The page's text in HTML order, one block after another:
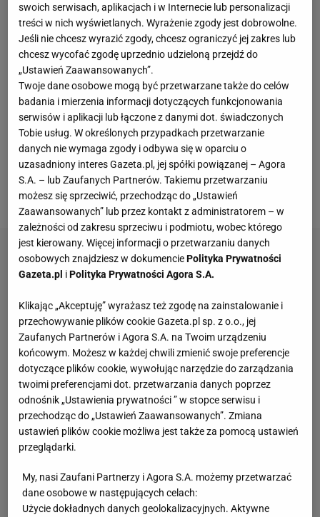
Joanna Jędrzejczyknie stoczyła żadnej
marca 2020 i gali UFC 248. Wówczas przegrała
z Weili Zhang po kapitalnej walce o tytuł mistrzowski
w walce słomkowej. Od tamtej poryPolkanie
stoczyła żadnej walki, a w międzyczasiedoznała
kontuzji prawej nogi, na którą trzeba było założyć aż
jedenaście szwów.
swoich serwisach, aplikacjach i w Internecie lub personalizacji
treści w nich wyświetlanych. Wyrażenie zgody jest dobrowolne.
Jeśli nie chcesz wyrazić zgody, chcesz ograniczyć jej zakres lub
chcesz wycofać zgodę uprzednio udzieloną przejdź do
„Ustawień Zaawansowanych”.
Twoje dane osobowe mogą być przetwarzane także do celów
badania i mierzenia informacji dotyczących funkcjonowania
serwisów i aplikacji lub łączone z danymi dot. świadczonych
Tobie usług. W określonych przypadkach przetwarzanie
danych nie wymaga zgody i odbywa się w oparciu o
uzasadniony interes Gazeta.pl, jej spółki powiązanej – Agora
S.A. – lub Zaufanych Partnerów. Takiemu przetwarzaniu
możesz się sprzeciwić, przechodząc do „Ustawień
Zaawansowanych” lub przez kontakt z administratorem – w
zależności od zakresu sprzeciwu i podmiotu, wobec którego
jest kierowany. Więcej informacji o przetwarzaniu danych
osobowych znajdziesz w dokumenciePolityka Prywatności
Gazeta.pl iPolityka Prywatności Agora S.A.
Klikając „Akceptuję” wyrażasz też zgodę na zainstalowanie i
przechowywanie plików cookie Gazeta.pl sp. z o.o., jej
Zaufanych Partnerów i Agora S.A. na Twoim urządzeniu
końcowym. Możesz w każdej chwili zmienić swoje preferencje
dotyczące plików cookie, wywołując narzędzie do zarządzania
twoimi preferencjami dot. przetwarzania danych poprzez
odnośnik „Ustawienia prywatności ” w stopce serwisu i
przechodząc do „Ustawień Zaawansowanych”. Zmiana
ustawień plików cookie możliwa jest także za pomocą ustawień
przeglądarki.
My, nasi Zaufani Partnerzy i Agora S.A. możemy przetwarzać
dane osobowe w następujących celach:
Użycie dokładnych danych geolokalizacyjnych. Aktywne